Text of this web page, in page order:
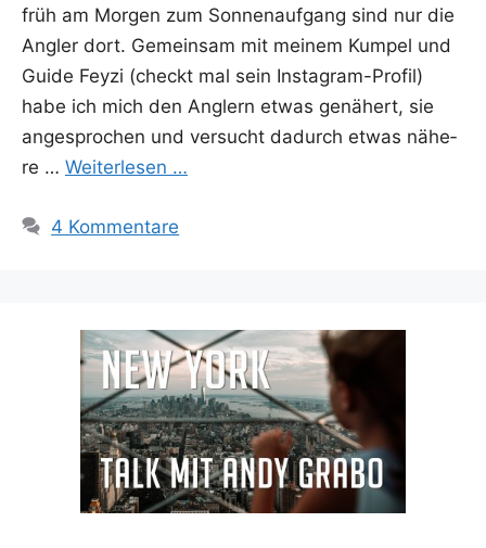
früh am Mor­gen zum Son­nen­auf­gang sind nur die
Ang­ler dort. Gemein­sam mit mei­nem Kum­pel und
Gui­de Feyzi (checkt mal sein Insta­­gram-Pro­­fil)
habe ich mich den Ang­lern etwas genä­hert, sie
ange­spro­chen und ver­sucht dadurch etwas nähe­
re … Wei­ter­le­sen …
4 Kommentare